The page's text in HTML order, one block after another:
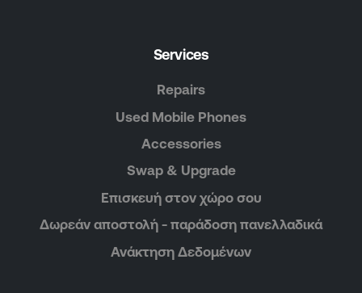
Services
Repairs
Used Mobile Phones
Accessories
Swap & Upgrade
Επισκευή στον χώρο σου
Δωρεάν αποστολή - παράδοση πανελλαδικά
Ανάκτηση Δεδομένων